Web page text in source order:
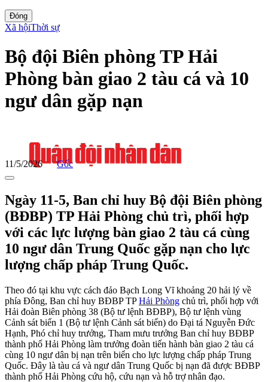
Đóng
Xã hộiThời sự
Bộ đội Biên phòng TP Hải
Phòng bàn giao 2 tàu cá và 10
ngư dân gặp nạn
11/5/2026 Gốc
Ngày 11-5, Ban chỉ huy Bộ đội Biên phòng
(BĐBP) TP Hải Phòng chủ trì, phối hợp
với các lực lượng bàn giao 2 tàu cá cùng
10 ngư dân Trung Quốc gặp nạn cho lực
lượng chấp pháp Trung Quốc.
Theo đó tại khu vực cách đảo Bạch Long Vĩ khoảng 20 hải lý về
phía Đông, Ban chỉ huy BĐBP TPHải Phòng chủ trì, phối hợp với
Hải đoàn Biên phòng 38 (Bộ tư lệnh BĐBP), Bộ tư lệnh vùng
Cảnh sát biển 1 (Bộ tư lệnh Cảnh sát biển) do Đại tá Nguyễn Đức
Hạnh, Phó chỉ huy trưởng, Tham mưu trưởng Ban chỉ huy BĐBP
thành phố Hải Phòng làm trưởng đoàn tiến hành bàn giao 2 tàu cá
cùng 10 ngư dân bị nạn trên biển cho lực lượng chấp pháp Trung
Quốc. Đây là tàu cá và ngư dân Trung Quốc bị nạn đã được BĐBP
thành phố Hải Phòng cứu hộ, cứu nạn và hỗ trợ nhân đạo.